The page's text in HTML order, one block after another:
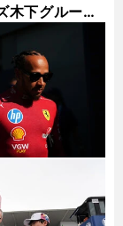
木下グループ